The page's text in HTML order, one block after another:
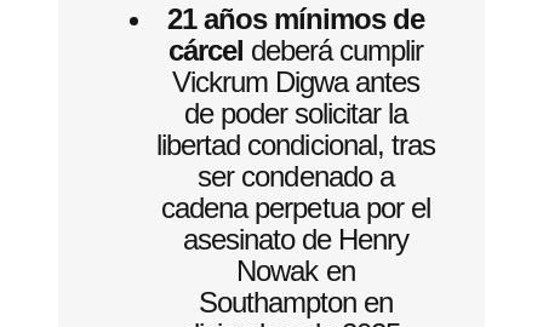
21 años mínimos de
cárcel deberá cumplir
Vickrum Digwa antes
de poder solicitar la
libertad condicional, tras
ser condenado a
cadena perpetua por el
asesinato de Henry
Nowak en
Southampton en